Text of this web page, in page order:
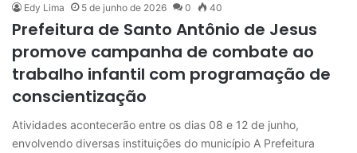
Edy Lima 5 de junho de 2026 0 40
Prefeitura de Santo Antônio de Jesus
promove campanha de combate ao
trabalho infantil com programação de
conscientização
Atividades acontecerão entre os dias 08 e 12 de junho,
envolvendo diversas instituições do município A Prefeitura